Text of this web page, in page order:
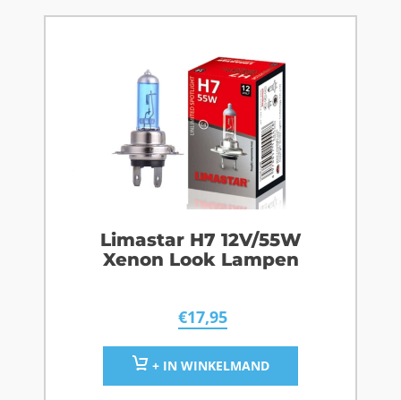
Limastar H7 12V/55W
Xenon Look Lampen
€17,95
+ IN WINKELMAND